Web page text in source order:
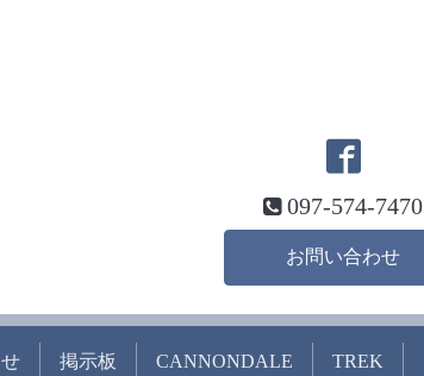
097-574-7470
お問い合わせ
掲示板 CANNONDALE TREK